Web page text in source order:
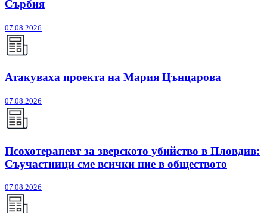
Сърбия
07.08.2026
Атакуваха проекта на Мария Цънцарова
07.08.2026
Псохотерапевт за зверското убийство в Пловдив:
Съучастници сме всички ние в обществото
07.08.2026